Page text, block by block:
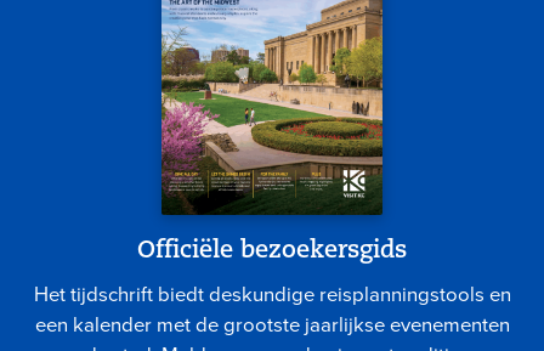
Officiële bezoekersgids
Het tijdschrift biedt deskundige reisplanningstools en
een kalender met de grootste jaarlijkse evenementen